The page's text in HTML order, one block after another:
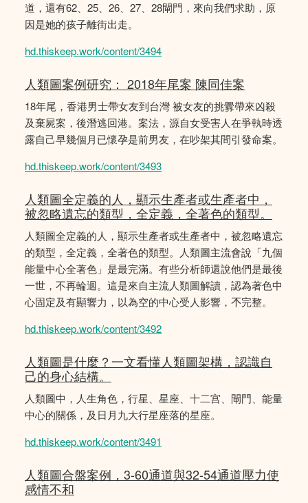
道，還有62、25、26、27、28閘門，來向我們求助，原
因是她的孩子離街出走。
hd.thiskeep.work/content/3494
人類圖案例研究： 2018年尾案 陳同佳案
18年尾，香港男士帶女友到台灣 被女友的挑釁帶來凶殺
及棄屍案，後潛逃回港。案法，源自女受害人在爭執時透
露自己早幾個月已懷孕是前男友，在吵架其間引發命案。
hd.thiskeep.work/content/3493
人類圖全定義的人，顯示生產者或生產者中，
被忽略遺忘的類型，全定義，全著色的類型。
人類圖全定義的人，顯示生產者或生產者中，被忽略遺忘
的類型，全定義，全著色的類型。人類圖主流會說「九個
能量中心全著色」是最完滿。有些分析師還說他們是最後
一世，不再輪迴。這是來自主流人類圖解讀，認為著色中
心固定及有顯響力，以為空的中心受人影響，𣎴完整。
hd.thiskeep.work/content/3492
人類圖是什麼？一文看懂人類圖架構，認識自
己的身心結構。
人類圖中，人生角色，行星、星座、十二宫、閘門、能量
中心的關係，及日月九大行星座落的星座。
hd.thiskeep.work/content/3491
人類圖合盤案例，3-60通道與32-54通道壓力使
感情不和